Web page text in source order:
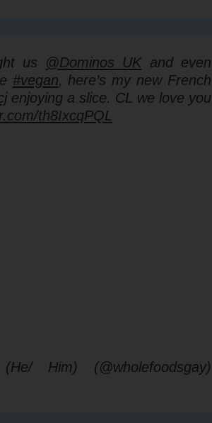
us @Dominos_UK and even
#vegan, here’s my new French
enjoying a slice. CL we love you
th8IxcqPQL
Him) (@wholefoodsgay)